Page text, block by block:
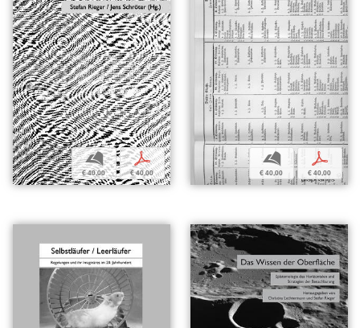
b
€ 40,00
p
€ 40,00
b
€ 40,00
p
€ 40,00